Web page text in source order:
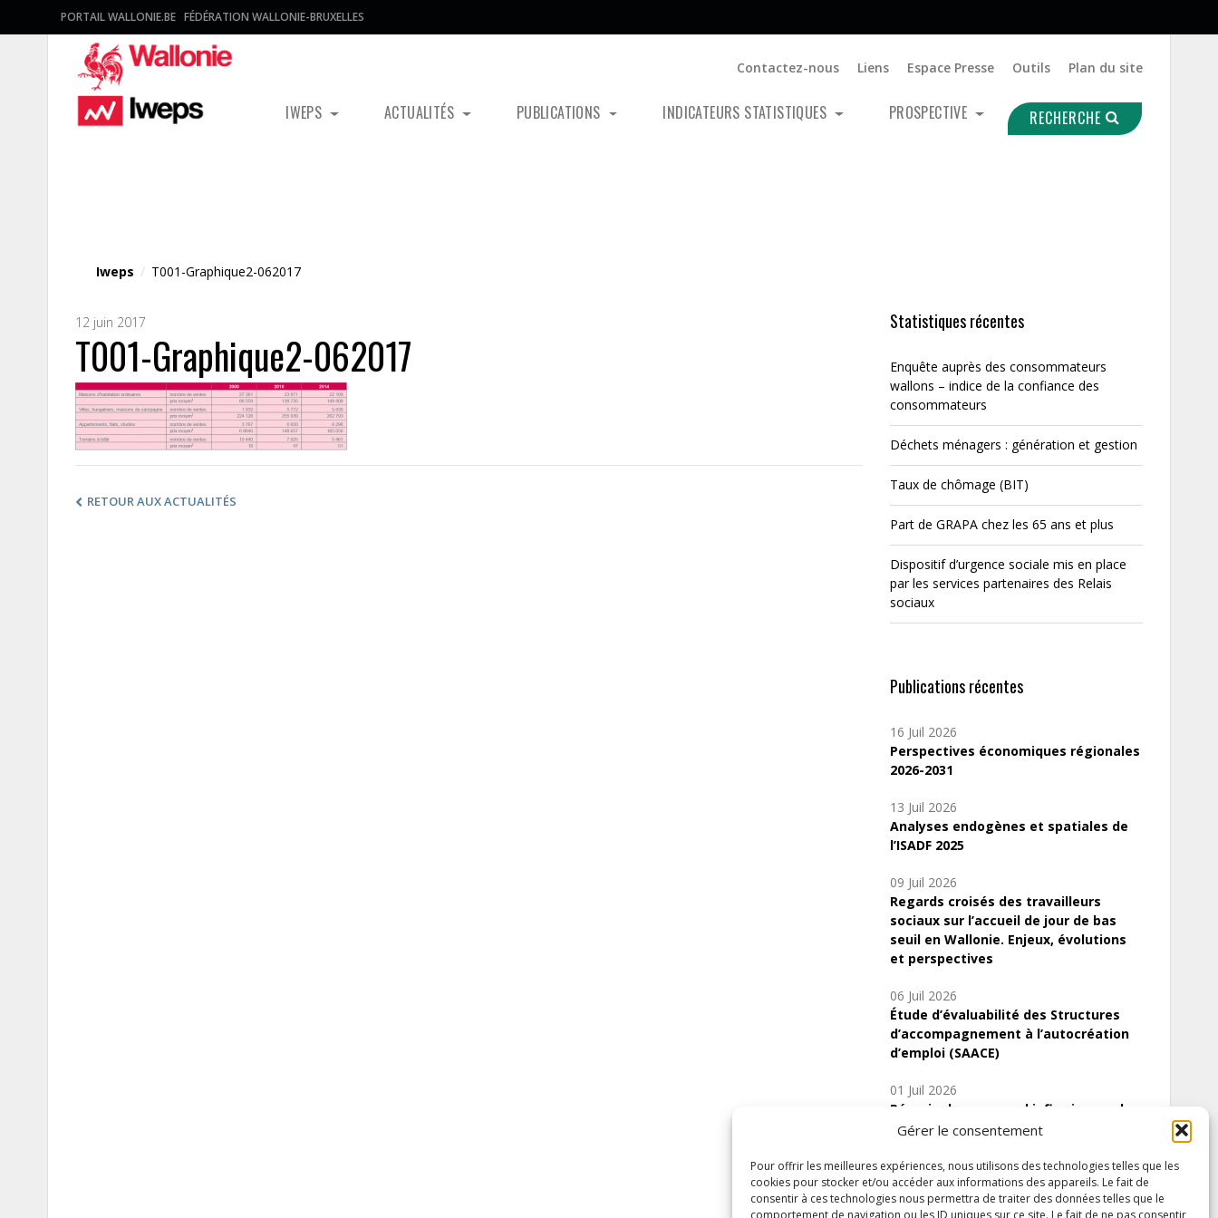
Gérer le consentement
Pour offrir les meilleures expériences, nous utilisons des technologies telles que les
cookies pour stocker et/ou accéder aux informations des appareils. Le fait de
consentir à ces technologies nous permettra de traiter des données telles que le
comportement de navigation ou les ID uniques sur ce site. Le fait de ne pas consentir
PORTAIL WALLONIE.BE FÉDÉRATION WALLONIE-BRUXELLES
Contactez-nous Liens Espace Presse Outils Plan du site
IWEPS ACTUALITÉS PUBLICATIONS INDICATEURS STATISTIQUES PROSPECTIVE RECHERCHE
Iweps / T001-Graphique2-062017
12 juin 2017
T001-Graphique2-062017
RETOUR AUX ACTUALITÉS
Statistiques récentes
Enquête auprès des consommateurs
wallons – indice de la confiance des
consommateurs
Déchets ménagers : génération et gestion
Taux de chômage (BIT)
Part de GRAPA chez les 65 ans et plus
Dispositif d’urgence sociale mis en place
par les services partenaires des Relais
sociaux
Publications récentes
16 Juil 2026
Perspectives économiques régionales
2026-2031
13 Juil 2026
Analyses endogènes et spatiales de
l’ISADF 2025
09 Juil 2026
Regards croisés des travailleurs
sociaux sur l’accueil de jour de bas
seuil en Wallonie. Enjeux, évolutions
et perspectives
06 Juil 2026
Étude d’évaluabilité des Structures
d’accompagnement à l’autocréation
d’emploi (SAACE)
01 Juil 2026
Pénurie du personnel infirmier :quels
indicateurs d’offre de soins pour